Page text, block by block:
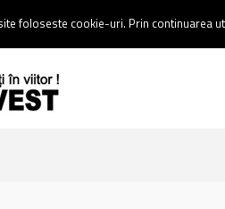
:contact@estinvest.ro
foloseste cookie-uri. Prin continuarea